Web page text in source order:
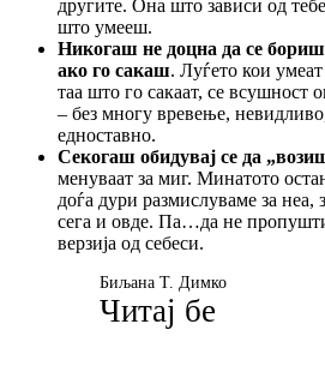
другите. Она што зависи од
што умееш.
Никогаш не доцна да се
ако го сакаш. Луѓето кои умеат
таа што го сакаат, се всушност
– без многу вревење,
едноставно.
Секогаш обидувај се да
менуваат за миг. Минатото
доѓа дури размислуваме за неа,
сега и овде. Па…да не
верзија од себеси.
Биљана Т. Димко
Читај бе